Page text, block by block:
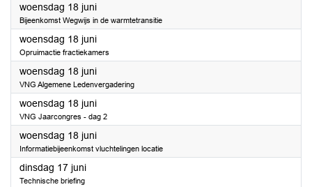
woensdag 18 juni2025
Bijeenkomst Wegwijs in de warmtetransitie
woensdag 18 juni2025
Opruimactie fractiekamers
woensdag 18 juni2025
VNG Algemene Ledenvergadering
woensdag 18 juni2025
VNG Jaarcongres - dag 2
woensdag 18 juni2025
Informatiebijeenkomst vluchtelingen locatie
dinsdag 17 juni2025
Technische briefing